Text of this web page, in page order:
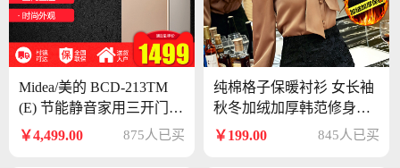
Midea/美的 BCD-213TM
(E) 节能静音家用三开门小
冰箱小型电冰箱
￥4,499.00 875人已买
纯棉格子保暖衬衫 女长袖
秋冬加绒加厚韩范修身打
底大码女装衬衣
￥199.00 845人已买